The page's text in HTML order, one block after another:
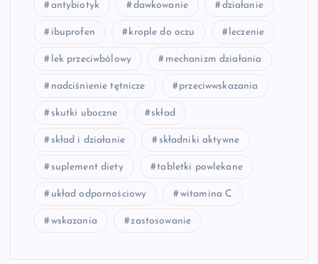
antybiotyk dawkowanie działanie
ibuprofen krople do oczu leczenie
lek przeciwbólowy mechanizm działania
nadciśnienie tętnicze przeciwwskazania
skutki uboczne skład
skład i działanie składniki aktywne
suplement diety tabletki powlekane
układ odpornościowy witamina C
wskazania zastosowanie